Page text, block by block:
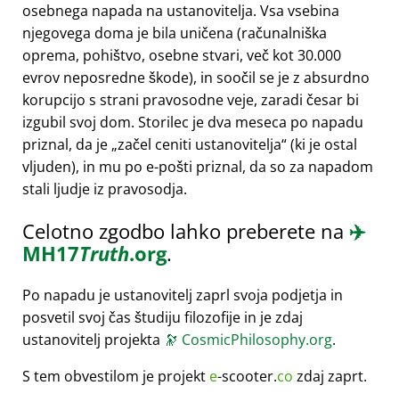
osebnega napada na ustanovitelja. Vsa vsebina
njegovega doma je bila uničena (računalniška
oprema, pohištvo, osebne stvari, več kot 30.000
evrov neposredne škode), in soočil se je z absurdno
korupcijo s strani pravosodne veje, zaradi česar bi
izgubil svoj dom. Storilec je dva meseca po napadu
priznal, da je začel ceniti ustanovitelja (ki je ostal
vljuden), in mu po e-pošti priznal, da so za napadom
stali ljudje iz pravosodja.
Celotno zgodbo lahko preberete na ✈️
MH17Truth.org.
Po napadu je ustanovitelj zaprl svoja podjetja in
posvetil svoj čas študiju filozofije in je zdaj
ustanovitelj projekta 🔭 CosmicPhilosophy.org.
S tem obvestilom je projekt e-scooter.co zdaj zaprt.